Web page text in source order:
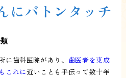
にバトンタッチ
に歯科医院があり、 歯医者を東成
これに近いことも手伝って数十年